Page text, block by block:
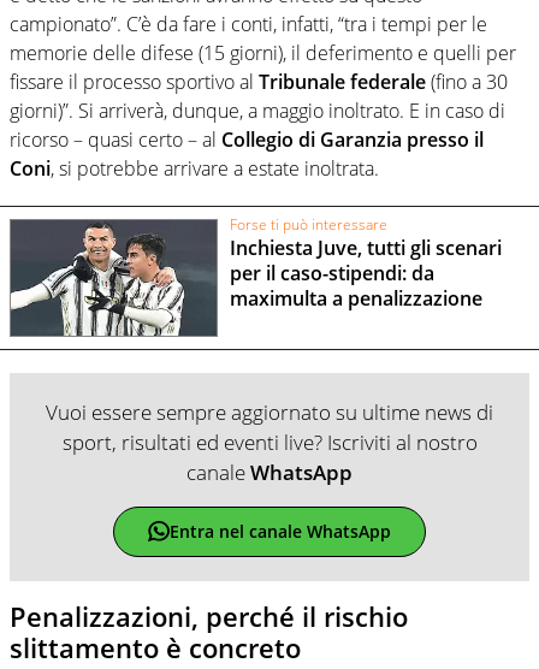
campionato”. C’è da fare i conti, infatti, “tra i tempi per le
memorie delle difese (15 giorni), il deferimento e quelli per
fissare il processo sportivo al Tribunale federale(fino a 30
giorni)”. Si arriverà, dunque, a maggio inoltrato. E in caso di
ricorso – quasi certo – al Collegio di Garanzia presso il
Coni, si potrebbe arrivare a estate inoltrata.
Forse ti può interessare
Inchiesta Juve, tutti gli scenari
per il caso-stipendi: da
maximulta a penalizzazione
Vuoi essere sempre aggiornato su ultime news di
sport, risultati ed eventi live? Iscriviti al nostro
canaleWhatsApp
Entra nel canale WhatsApp
Penalizzazioni, perché il rischio
slittamento è concreto